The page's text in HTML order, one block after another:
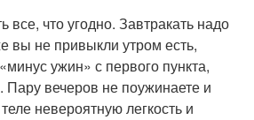
все, что угодно. Завтракать надо
вы не привыкли утром есть,
ужин» с первого пункта,
вечеров не поужинаете и
невероятную легкость и